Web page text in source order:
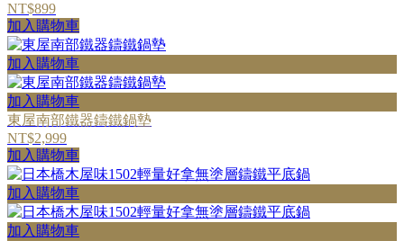
NT$899
加入購物車
加入購物車
加入購物車
東屋南部鐵器鑄鐵鍋墊
NT$2,999
加入購物車
加入購物車
加入購物車